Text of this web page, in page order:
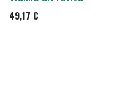
49,17 €